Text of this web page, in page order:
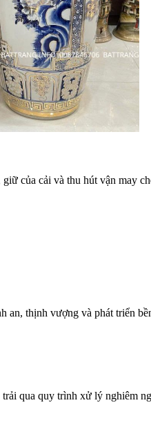
của cải và thu hút vận may
an, thịnh vượng và phát triển
qua quy trình xử lý nghiêm